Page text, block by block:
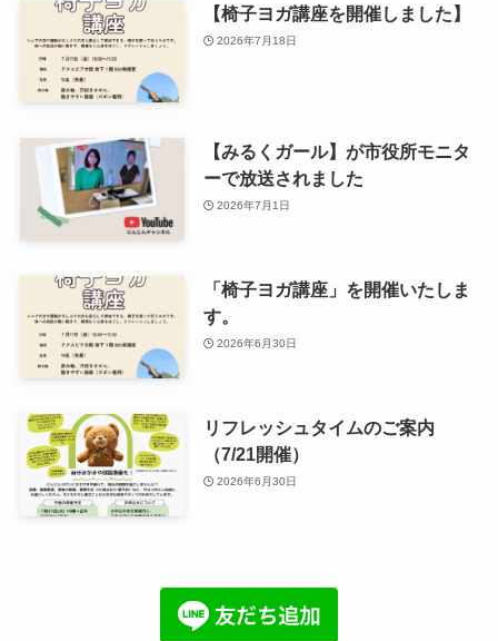
【椅子ヨガ講座を開催しました】
2026年7月18日
【みるくガール】が市役所モニタ
ーで放送されました
2026年7月1日
「椅子ヨガ講座」を開催いたしま
す。
2026年6月30日
リフレッシュタイムのご案内
（7/21開催）
2026年6月30日